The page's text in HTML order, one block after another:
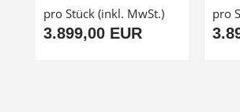
pro Stück (inkl. MwSt.)
3.899,00 EUR
pro